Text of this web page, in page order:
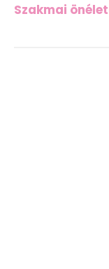
Szakmai